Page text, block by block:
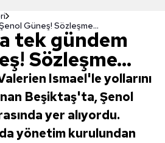
Güneş! Sözleşme...
tek gündem
Sözleşme...
Ismael'le yollarını
Beşiktaş'ta, Şenol
yer alıyordu.
yönetim kurulundan